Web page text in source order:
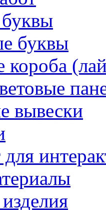
буквы
короба
вывески
для